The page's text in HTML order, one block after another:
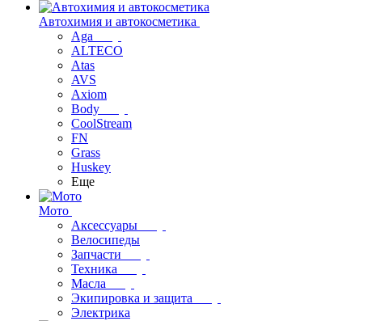
Автохимия и автокосметика
Aga
ALTECO
Atas
AVS
Axiom
Body
CoolStream
FN
Grass
Huskey
Еще
Мото
Аксессуары
Велосипеды
Запчасти
Техника
Масла
Экипировка и защита
Электрика